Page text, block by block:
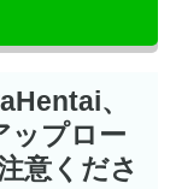
、
ップロー
意くださ